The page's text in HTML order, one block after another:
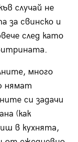
случай не
за свинско и
след като
много
нямат
си задачи
(как
в кухнята,